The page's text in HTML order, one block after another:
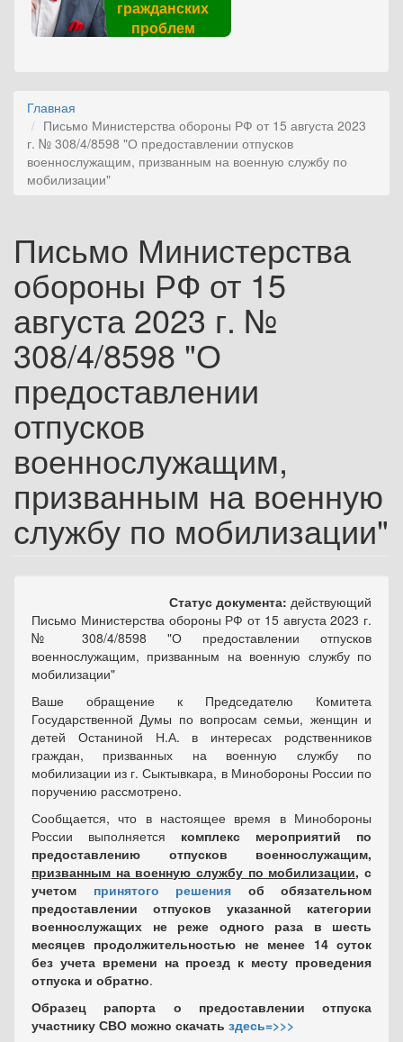
гражданских
проблем
Главная
Письмо Министерства обороны РФ от 15 августа 2023
г. № 308/4/8598 "О предоставлении отпусков
военнослужащим, призванным на военную службу по
мобилизации"
Письмо Министерства
обороны РФ от 15
августа 2023 г. №
308/4/8598 "О
предоставлении
отпусков
военнослужащим,
призванным на военную
службу по мобилизации"
Статус документа: действующий
Письмо Министерства обороны РФ от 15 августа 2023 г.
№ 308/4/8598 "О предоставлении отпусков
военнослужащим, призванным на военную службу по
мобилизации"
Ваше обращение к Председателю Комитета
Государственной Думы по вопросам семьи, женщин и
детей Останиной Н.А. в интересах родственников
граждан, призванных на военную службу по
мобилизации из г. Сыктывкара, в Минобороны России по
поручению рассмотрено.
Сообщается, что в настоящее время в Минобороны
России выполняется комплекс мероприятий по
предоставлению отпусков военнослужащим,
призванным на военную службу по мобилизации, с
учетом принятого решения об обязательном
предоставлении отпусков указанной категории
военнослужащих не реже одного раза в шесть
месяцев продолжительностью не менее 14 суток
без учета времени на проезд к месту проведения
отпуска и обратно.
Образец рапорта о предоставлении отпуска
участнику СВО можно скачать здесь=>>>